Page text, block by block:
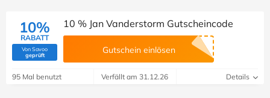
10%
RABATT
Von Savoo
geprüft(Von Savoo geprüft)
10 % Jan Vanderstorm Gutscheincode
Gutschein einlösen
95 Mal benutzt Verfällt am 31.12.26 Details